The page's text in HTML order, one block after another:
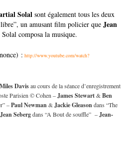
Solal sont également tous les deux
un amusant film policier que Jean
composa la musique.
: http://www.youtube.com/watch?
Miles Davisau cours de la séance d’enregistrement
Parisien © Cohen –James Stewart&Ben
–Paul Newman&Jackie Gleasondans “The
Jean Sebergdans “A Bout de souffle” –Jean-